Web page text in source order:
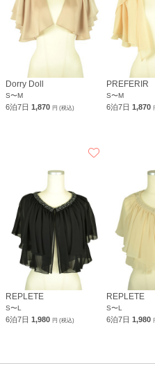
Dorry Doll
S〜M
6泊7日 1,870 円 (税込)
PREFERIR
S〜M
6泊7日1,870
REPLETE
S〜L
6泊7日 1,980 円 (税込)
REPLETE
S〜L
6泊7日1,980